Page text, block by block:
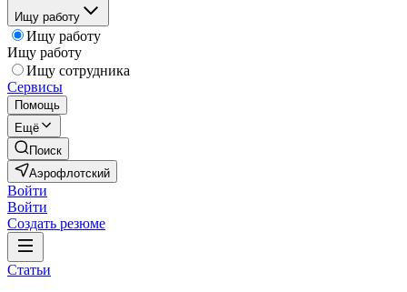
Ищу работу
Ищу работу
Ищу работу
Ищу сотрудника
Сервисы
Помощь
Ещё
Поиск
Аэрофлотский
Войти
Войти
Создать резюме
Статьи